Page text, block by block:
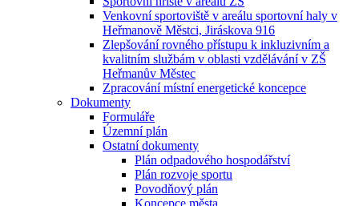
Venkovní sportoviště v areálu sportovní haly v
Heřmanově Městci, Jiráskova 916
Zlepšování rovného přístupu k inkluzivním a
kvalitním službám v oblasti vzdělávání v ZŠ
Heřmanův Městec
Zpracování místní energetické koncepce
Dokumenty
Formuláře
Územní plán
Ostatní dokumenty
Plán odpadového hospodářství
Plán rozvoje sportu
Povodňový plán
Koncepce města